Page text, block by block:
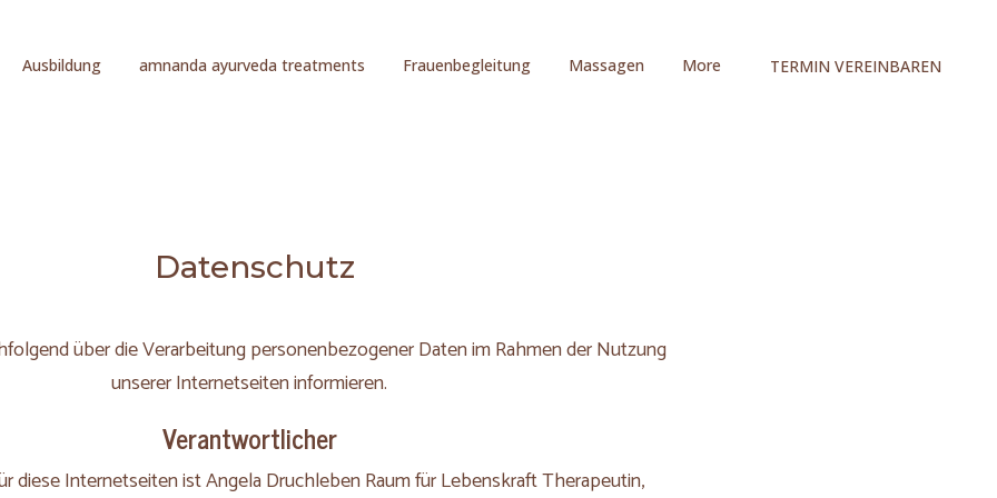
Ausbildung amnanda ayurveda treatments Frauenbegleitung Massagen More TERMIN VEREINBAREN
Datenschutz
über die Verarbeitung personenbezogener Daten im Rahmen der Nutzung
unserer Internetseiten informieren.
Verantwortlicher
diese Internetseiten ist Angela Druchleben Raum für Lebenskraft Therapeutin,